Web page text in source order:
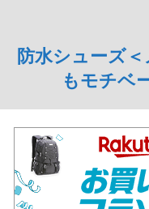
防水シューズ
もモチベ